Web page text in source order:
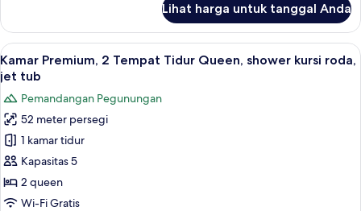
es
&
microwave,
area
halaman
Kamar
Premium,
2
Tempat
Tidur
Queen,
lemari
es
&
microwave,
halaman
Lihat harga untuk tanggal Anda
Lihat
semua
foto
untuk
Kamar
Premium,
2
Tempat
Tidur
Kamar Premium, 2 Tempat Tidur
7
Kamar Premium, 2 Tempat Tidur Queen, shower kursi roda,
jet tub
Pemandangan Pegunungan
52 meter persegi
1 kamar tidur
Kapasitas 5
2 queen
Wi-Fi Gratis